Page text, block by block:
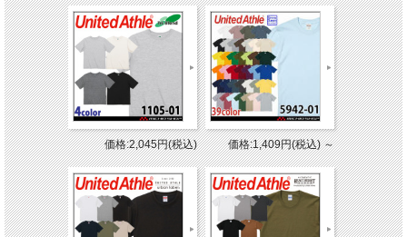
価格:2,045円(税込) 価格:1,409円(税込)～